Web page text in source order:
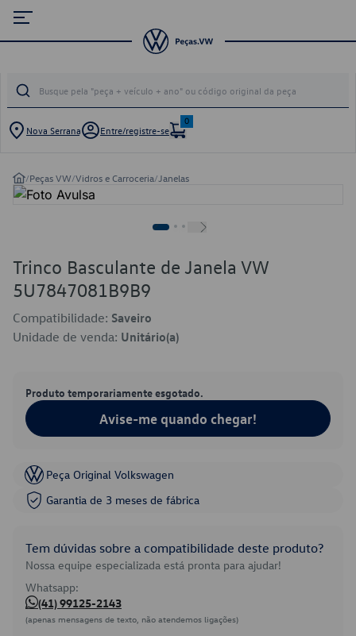
Nova Serrana Entre/registre-se
0
/Peças VW/Vidros e Carroceria/ Janelas
Trinco Basculante de Janela VW
5U7847081B9B9
Compatibilidade: Saveiro
Unidade de venda: Unitário(a)
Produto temporariamente esgotado.
Avise-me quando chegar!
Peça Original Volkswagen
Garantia de 3 meses de fábrica
Tem dúvidas sobre a compatibilidade deste produto?
Nossa equipe especializada está pronta para ajudar!
Whatsapp:
(41) 99125-2143
(apenas mensagens de texto, não atendemos ligações)